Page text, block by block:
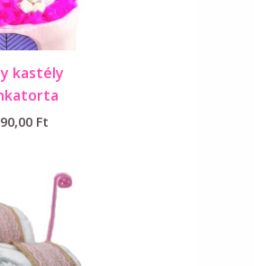
kastély
Ft